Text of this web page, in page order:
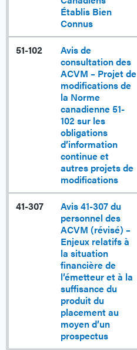
Établis Bien
Connus
51-102
Avis de
consultation des
ACVM – Projet de
modifications de
la Norme
canadienne 51-
102 sur les
obligations
d’information
continue et
autres projets de
modifications
41-307
Avis 41-307 du
personnel des
ACVM (révisé) –
Enjeux relatifs à
la situation
financière de
l’émetteur et à la
suffisance du
produit du
placement au
moyen d’un
prospectus